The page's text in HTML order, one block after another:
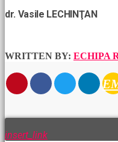
dr. Vasile LECHINŢAN
WRITTEN BY: ECHIPA
insert_link